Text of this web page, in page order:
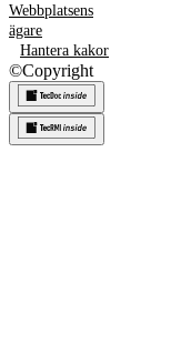
Webbplatsens
ägare
Hantera kakor
©Copyright